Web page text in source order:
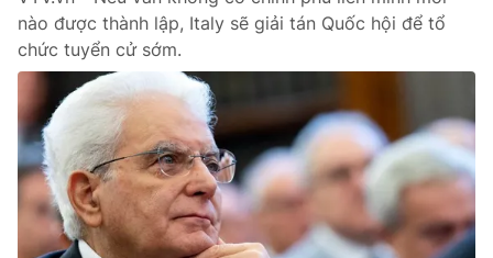
nào được thành lập, Italy sẽ giải tán Quốc hội để tổ
chức tuyển cử sớm.